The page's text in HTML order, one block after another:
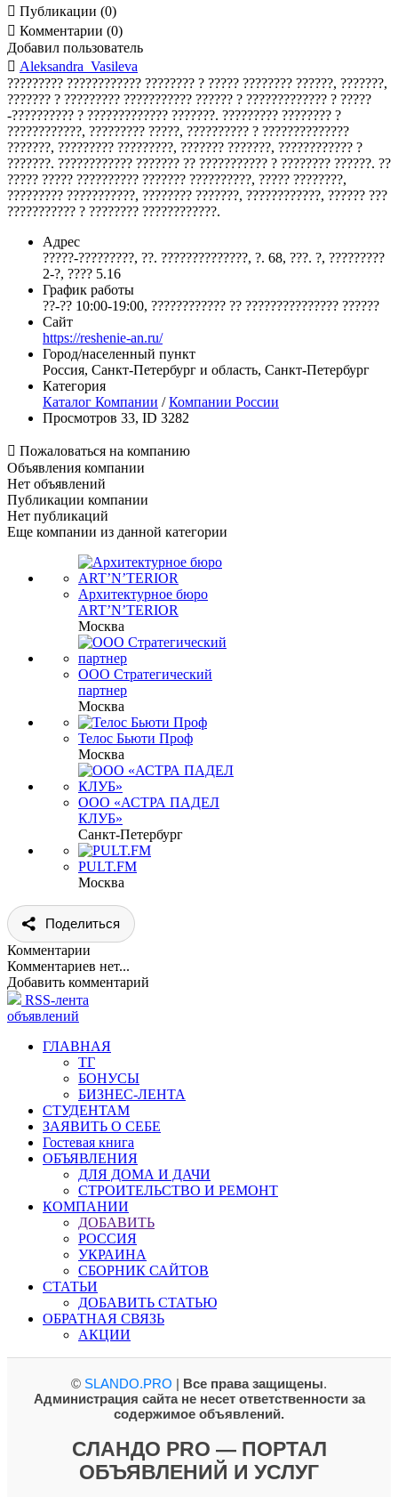
 Публикации (0)
 Комментарии (0)
Добавил пользователь
 Aleksandra_Vasileva
????????? ???????????? ???????? ? ????? ???????? ??????, ???????,
??????? ? ????????? ??????????? ?????? ? ????????????? ? ?????
-?????????? ? ????????????? ???????. ????????? ???????? ?
????????????, ????????? ?????, ?????????? ? ??????????????
???????, ????????? ?????????, ??????? ???????, ???????????? ?
???????. ???????????? ??????? ?? ??????????? ? ???????? ??????. ??
????? ????? ?????????? ??????? ??????????, ????? ????????,
????????? ???????????, ???????? ???????, ????????????, ?????? ???
??????????? ? ???????? ????????????.
Адрес
?????-?????????, ??. ??????????????, ?. 68, ???. ?, ?????????
2-?, ???? 5.16
График работы
??-?? 10:00-19:00, ???????????? ?? ??????????????? ??????
Сайт
https://reshenie-an.ru/
Город/населенный пункт
Россия, Санкт-Петербург и область, Санкт-Петербург
Категория
Каталог Компании /Компании России
Просмотров 33, ID 3282
 Пожаловаться на компанию
Объявления компании
Нет объявлений
Публикации компании
Нет публикаций
Еще компании из данной категории
Архитектурное бюро
ART’N’TERIOR
Москва
ООО Стратегический
партнер
Москва
Телос Бьюти Проф
Москва
ООО «АСТРА ПАДЕЛ
КЛУБ»
Санкт-Петербург
PULT.FM
Москва
Поделиться
Комментарии
Комментариев нет...
Добавить комментарий
RSS-лента
объявлений
ГЛАВНАЯ
ТГ
БОНУСЫ
БИЗНЕС-ЛЕНТА
СТУДЕНТАМ
ЗАЯВИТЬ О СЕБЕ
Гостевая книга
ОБЪЯВЛЕНИЯ
ДЛЯ ДОМА И ДАЧИ
СТРОИТЕЛЬСТВО И РЕМОНТ
КОМПАНИИ
ДОБАВИТЬ
РОССИЯ
УКРАИНА
СБОРНИК САЙТОВ
СТАТЬИ
ДОБАВИТЬ СТАТЬЮ
ОБРАТНАЯ СВЯЗЬ
АКЦИИ
© SLANDO.PRO | Все права защищены.
Администрация сайта не несет ответственности за
содержимое объявлений.
СЛАНДО PRO — ПОРТАЛ
ОБЪЯВЛЕНИЙ И УСЛУГ